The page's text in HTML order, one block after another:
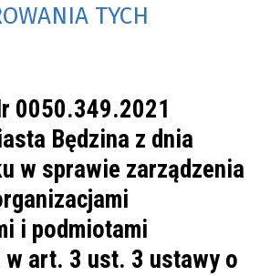
TYCH
0050.349.2021
Będzina z dnia
w sprawie zarządzenia
i podmiotami
art. 3 ust. 3 ustawy o